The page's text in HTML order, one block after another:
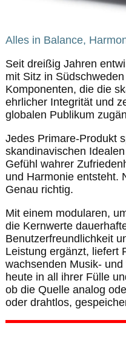
Alles in Balance,
Seit dreißig Jahren
mit Sitz in
Komponenten, die die
ehrlicher Integrität und
globalen Publikum
Jedes Primare-Produkt
skandinavischen
Gefühl wahrer
und Harmonie entsteht.
Genau richtig.
Mit einem modularen,
die Kernwerte
Benutzerfreundlichkeit
Leistung ergänzt, liefert
wachsenden Musik-
heute in all ihrer Fülle
ob die Quelle analog
oder drahtlos,